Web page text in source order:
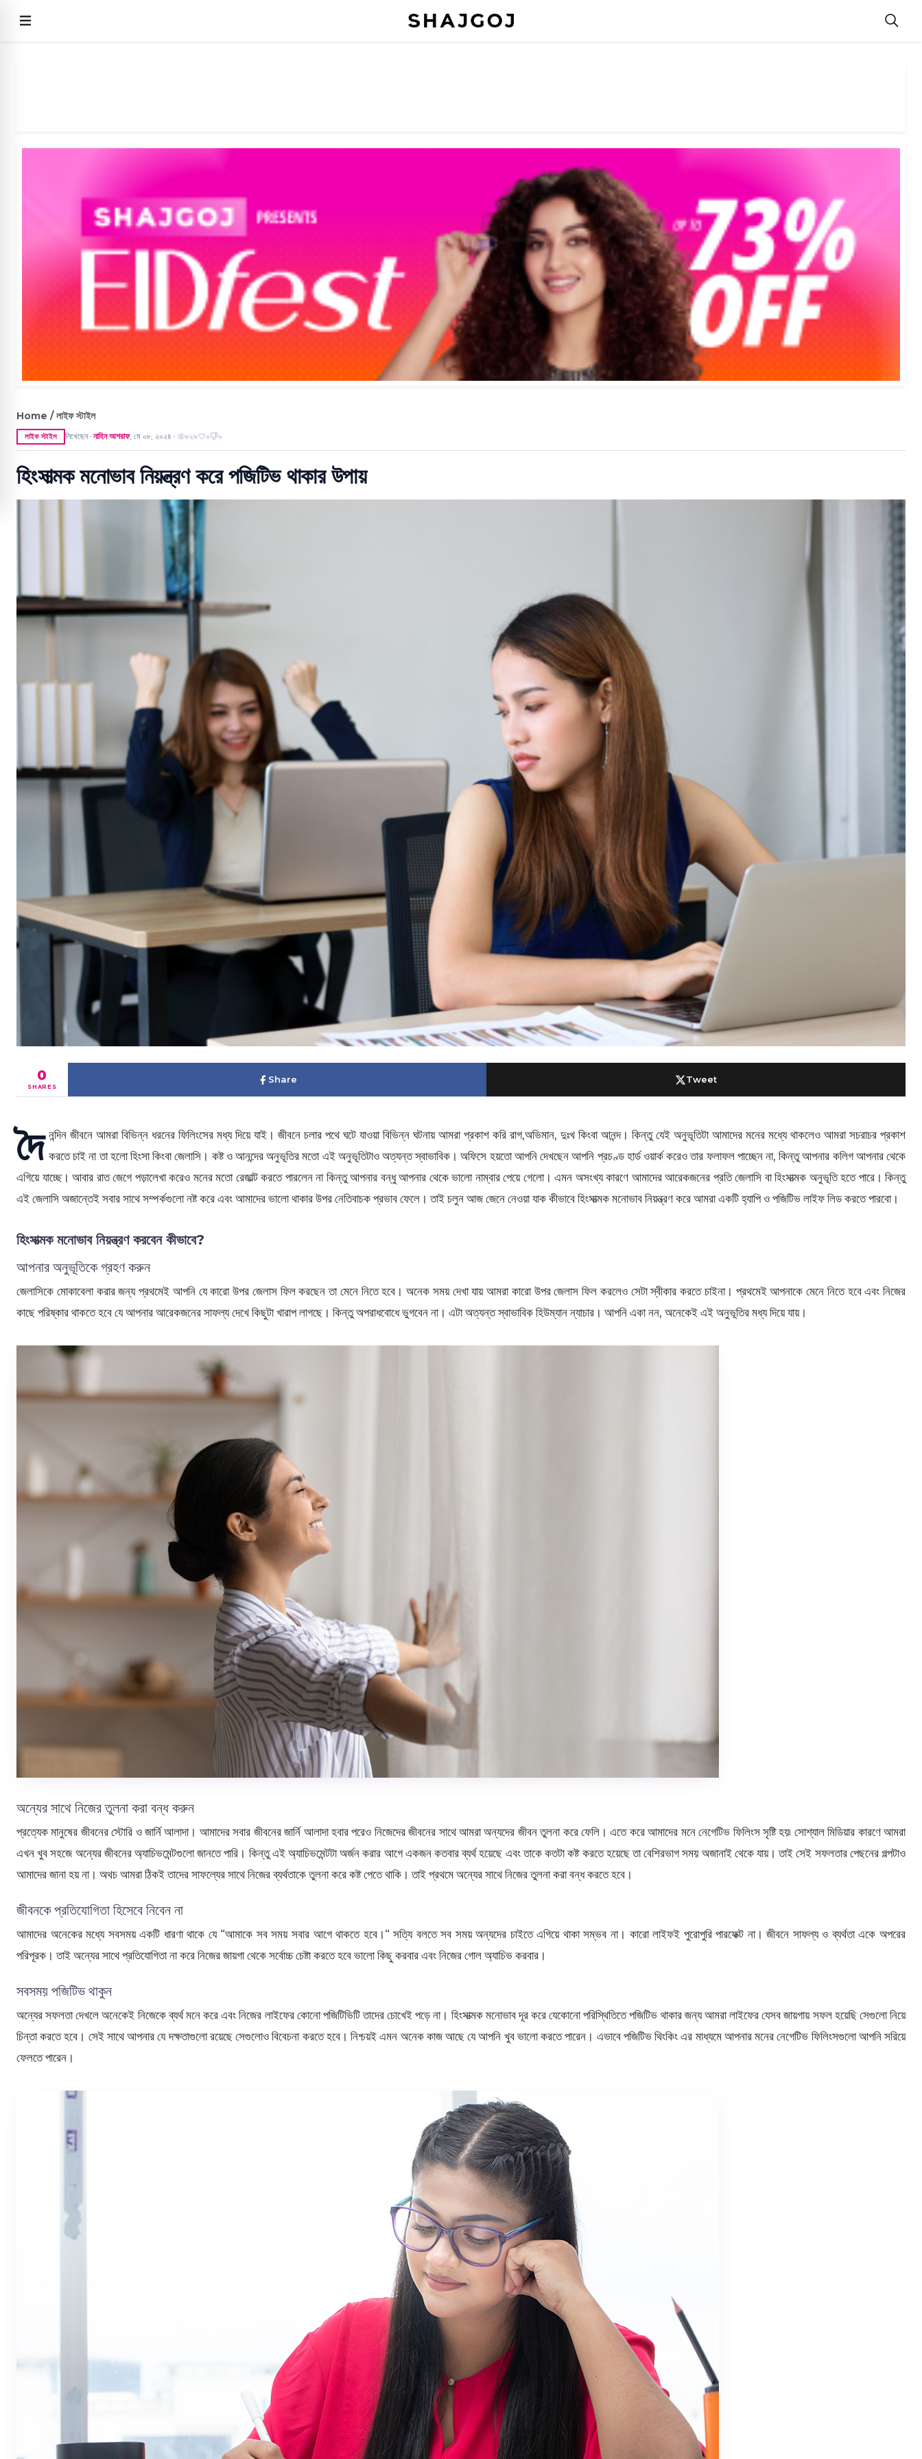
Home / লাইফ স্টাইল
লাইফ স্টাইল লিখেছেন ● নাহিন আশরাফ, মে ০৮, ২০২৪ ● ৮২৯ ০ ০
হিংসাত্মক মনোভাব নিয়ন্ত্রণ করে পজিটিভ থাকার উপায়
0
SHARES
Share Tweet
দৈ নন্দিন জীবনে আমরা বিভিন্ন ধরনের ফিলিংসের মধ্য দিয়ে যাই। জীবনে চলার পথে ঘটে যাওয়া বিভিন্ন ঘটনায় আমরা প্রকাশ করি রাগ,অভিমান, দুঃখ কিংবা আনন্দ। কিন্তু যেই অনুভূতিটা আমাদের মনের মধ্যে থাকলেও আমরা সচরাচর প্রকাশ
করতে চাই না তা হলো হিংসা কিংবা জেলাসি। কষ্ট ও আনন্দের অনুভূতির মতো এই অনুভূতিটাও অত্যন্ত স্বাভাবিক। অফিসে হয়তো আপনি দেখছেন আপনি প্রচণ্ড হার্ড ওয়ার্ক করেও তার ফলাফল পাচ্ছেন না, কিন্তু আপনার কলিগ আপনার থেকে
এগিয়ে যাচ্ছে। আবার রাত জেগে পড়ালেখা করেও মনের মতো রেজাল্ট করতে পারলেন না কিন্তু আপনার বন্ধু আপনার থেকে ভালো নাম্বার পেয়ে গেলো। এমন অসংখ্য কারণে আমাদের আরেকজনের প্রতি জেলাসি বা হিংসাত্মক অনুভূতি হতে পারে। কিন্তু
এই জেলাসি অজান্তেই সবার সাথে সম্পর্কগুলো নষ্ট করে এবং আমাদের ভালো থাকার উপর নেতিবাচক প্রভাব ফেলে। তাই চলুন আজ জেনে নেওয়া যাক কীভাবে হিংসাত্মক মনোভাব নিয়ন্ত্রণ করে আমরা একটি হ্যাপি ও পজিটিভ লাইফ লিড করতে পারবো।
হিংসাত্মক মনোভাব নিয়ন্ত্রণ করবেন কীভাবে?
আপনার অনুভূতিকে গ্রহণ করুন
জেলাসিকে মোকাবেলা করার জন্য প্রথমেই আপনি যে কারো উপর জেলাস ফিল করছেন তা মেনে নিতে হবে। অনেক সময় দেখা যায় আমরা কারো উপর জেলাস ফিল করলেও সেটা স্বীকার করতে চাইনা। প্রথমেই আপনাকে মেনে নিতে হবে এবং নিজের
কাছে পরিষ্কার থাকতে হবে যে আপনার আরেকজনের সাফল্য দেখে কিছুটা খারাপ লাগছে। কিন্তু অপরাধবোধে ভুগবেন না। এটা অত্যন্ত স্বাভাবিক হিউম্যান ন্যাচার। আপনি একা নন, অনেকেই এই অনুভূতির মধ্য দিয়ে যায়।
অন্যের সাথে নিজের তুলনা করা বন্ধ করুন
প্রত্যেক মানুষের জীবনের স্টোরি ও জার্নি আলাদা। আমাদের সবার জীবনের জার্নি আলাদা হবার পরেও নিজেদের জীবনের সাথে আমরা অন্যদের জীবন তুলনা করে ফেলি। এতে করে আমাদের মনে নেগেটিভ ফিলিংস সৃষ্টি হয়৷ সোশ্যাল মিডিয়ার কারণে আমরা
এখন খুব সহজে অন্যের জীবনের অ্যাচিভমেন্টগুলো জানতে পারি। কিন্তু এই অ্যাচিভমেন্টটা অর্জন করার আগে একজন কতবার ব্যর্থ হয়েছে এবং তাকে কতটা কষ্ট করতে হয়েছে তা বেশিরভাগ সময় অজানাই থেকে যায়। তাই সেই সফলতার পেছনের গল্পটাও
আমাদের জানা হয় না। অথচ আমরা ঠিকই তাদের সাফল্যের সাথে নিজের ব্যর্থতাকে তুলনা করে কষ্ট পেতে থাকি। তাই প্রথমে অন্যের সাথে নিজের তুলনা করা বন্ধ করতে হবে।
জীবনকে প্রতিযোগিতা হিসেবে নিবেন না
আমাদের অনেকের মধ্যে সবসময় একটি ধারণা থাকে যে “আমাকে সব সময় সবার আগে থাকতে হবে।“ সত্যি বলতে সব সময় অন্যদের চাইতে এগিয়ে থাকা সম্ভব না। কারো লাইফই পুরোপুরি পারফেক্ট না। জীবনে সাফল্য ও ব্যর্থতা একে অপরের
পরিপূরক। তাই অন্যের সাথে প্রতিযোগিতা না করে নিজের জায়গা থেকে সর্বোচ্চ চেষ্টা করতে হবে ভালো কিছু করবার এবং নিজের গোল অ্যাচিভ করবার।
সবসময় পজিটিভ থাকুন
অন্যের সফলতা দেখলে অনেকেই নিজেকে ব্যর্থ মনে করে এবং নিজের লাইফের কোনো পজিটিভিটি তাদের চোখেই পড়ে না। হিংসাত্মক মনোভাব দূর করে যেকোনো পরিস্থিতিতে পজিটিভ থাকার জন্য আমরা লাইফের যেসব জায়গায় সফল হয়েছি সেগুলো নিয়ে
চিন্তা করতে হবে। সেই সাথে আপনার যে দক্ষতাগুলো রয়েছে সেগুলোও বিবেচনা করতে হবে। নিশ্চয়ই এমন অনেক কাজ আছে যে আপনি খুব ভালো করতে পারেন। এভাবে পজিটিভ থিংকিং এর মাধ্যমে আপনার মনের নেগেটিভ ফিলিংসগুলো আপনি সরিয়ে
ফেলতে পারেন।